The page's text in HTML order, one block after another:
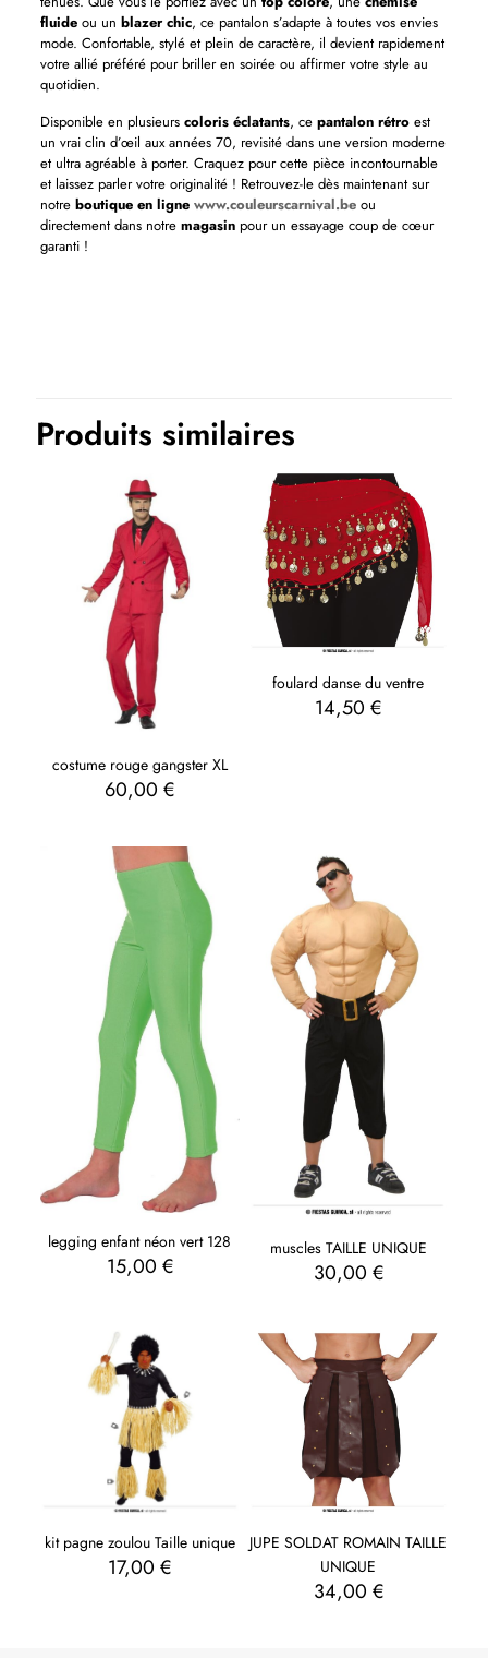
fluideou un blazer chic, ce pantalon s’adapte à toutes vos envies
mode. Confortable, stylé et plein de caractère, il devient rapidement
votre allié préféré pour briller en soirée ou affirmer votre style au
quotidien.
Disponible en plusieurs coloris éclatants, ce pantalon rétroest
un vrai clin d’œil aux années 70, revisité dans une version moderne
et ultra agréable à porter. Craquez pour cette pièce incontournable
et laissez parler votre originalité ! Retrouvez-le dès maintenant sur
notre boutique en ligne www.couleurscarnival.beou
directement dans notre magasinpour un essayage coup de cœur
garanti !
Produits similaires
costume rouge gangster XL
60,00€
foulard danse du ventre
14,50 €
legging enfant néon vert 128
15,00 €
muscles TAILLE UNIQUE
30,00 €
kit pagne zoulou Taille unique
17,00€
JUPE SOLDAT ROMAIN TAILLE
UNIQUE
34,00 €